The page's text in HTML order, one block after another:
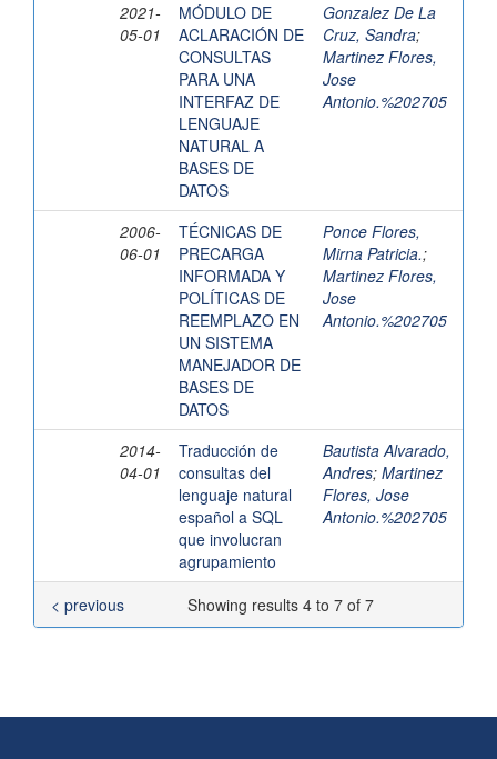
2021-
05-01
MÓDULO DE
ACLARACIÓN DE
CONSULTAS
PARA UNA
INTERFAZ DE
LENGUAJE
NATURAL A
BASES DE
DATOS
Gonzalez De La
Cruz, Sandra;
Martinez Flores,
Jose
Antonio.%202705
2006-
06-01
TÉCNICAS DE
PRECARGA
INFORMADA Y
POLÍTICAS DE
REEMPLAZO EN
UN SISTEMA
MANEJADOR DE
BASES DE
DATOS
Ponce Flores,
Mirna Patricia.;
Martinez Flores,
Jose
Antonio.%202705
2014-
04-01
Traducción de
consultas del
lenguaje natural
español a SQL
que involucran
agrupamiento
Bautista Alvarado,
Andres; Martinez
Flores, Jose
Antonio.%202705
Showing results 4 to 7 of 7
< previous